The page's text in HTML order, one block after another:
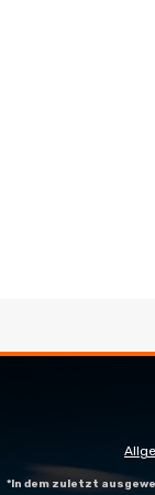
*In dem zuletzt